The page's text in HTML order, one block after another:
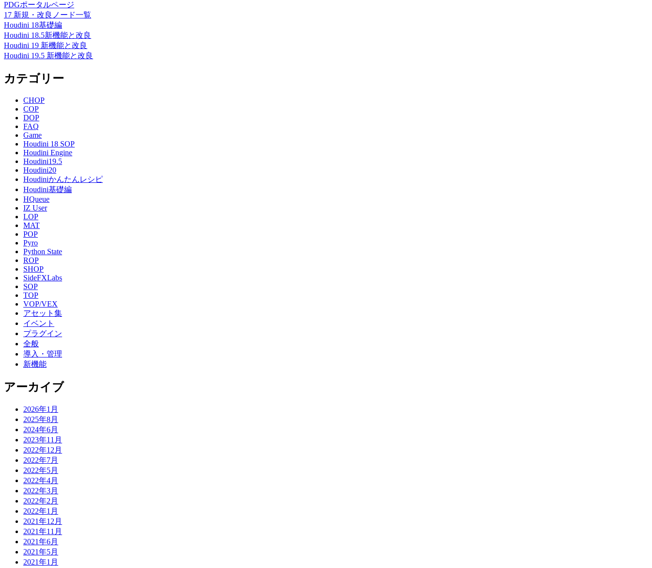
PDGポータルページ
17 新規・改良ノード一覧
Houdini 18基礎編
Houdini 18.5新機能と改良
Houdini 19 新機能と改良
Houdini 19.5 新機能と改良
カテゴリー
CHOP
COP
DOP
FAQ
Game
Houdini 18 SOP
Houdini Engine
Houdini19.5
Houdini20
Houdiniかんたんレシピ
Houdini基礎編
HQueue
IZ User
LOP
MAT
POP
Pyro
Python State
ROP
SHOP
SideFXLabs
SOP
TOP
VOP/VEX
アセット集
イベント
プラグイン
全般
導入・管理
新機能
アーカイブ
2026年1月
2025年8月
2024年6月
2023年11月
2022年12月
2022年7月
2022年5月
2022年4月
2022年3月
2022年2月
2022年1月
2021年12月
2021年11月
2021年6月
2021年5月
2021年1月